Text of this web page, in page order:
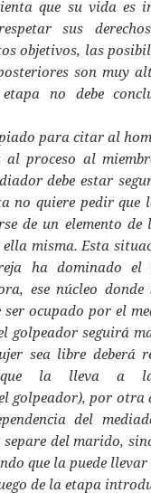
que su vida es
sus
objetivos, las
son muy
no debe
para citar al
al proceso al
debe estar
no quiere pedir que
de un elemento de
misma. Esta
ha dominado el
ese núcleo donde
ser ocupado por el
golpeador seguirá
sea libre deberá
que la lleva a la
golpeador), por otra
del
del marido,
que la puede
de la etapa